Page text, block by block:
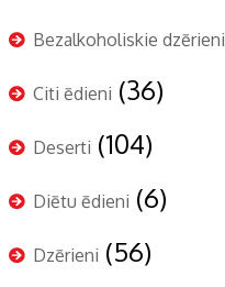
Bezalkoholiskie dzērieni
Citi ēdieni (36)
Deserti (104)
Diētu ēdieni (6)
Dzērieni (56)